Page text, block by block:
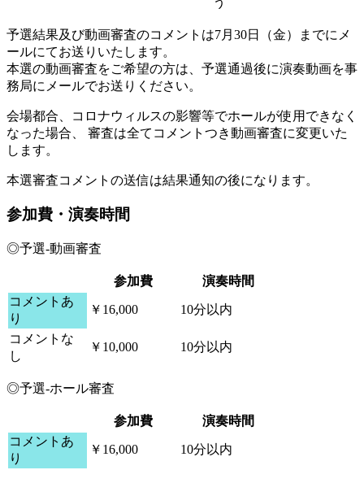
予選結果及び動画審査のコメントは7月30日（金）までにメ
ールにてお送りいたします。
本選の動画審査をご希望の方は、予選通過後に演奏動画を事
務局にメールでお送りください。
会場都合、コロナウィルスの影響等でホールが使用できなく
なった場合、 審査は全てコメントつき動画審査に変更いた
します。
本選審査コメントの送信は結果通知の後になります。
参加費・演奏時間
◎予選-動画審査
参加費
演奏時間
コメントあ
り
￥16,000 10分以内
コメントな
し
￥10,000 10分以内
◎予選-ホール審査
参加費
演奏時間
コメントあ
り
￥16,000 10分以内